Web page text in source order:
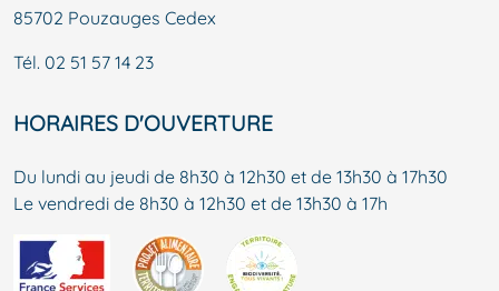
85702 Pouzauges Cedex
Tél. 02 51 57 14 23
HORAIRES D'OUVERTURE
Du lundi au jeudi de 8h30 à 12h30 et de 13h30 à 17h30
Le vendredi de 8h30 à 12h30 et de 13h30 à 17h